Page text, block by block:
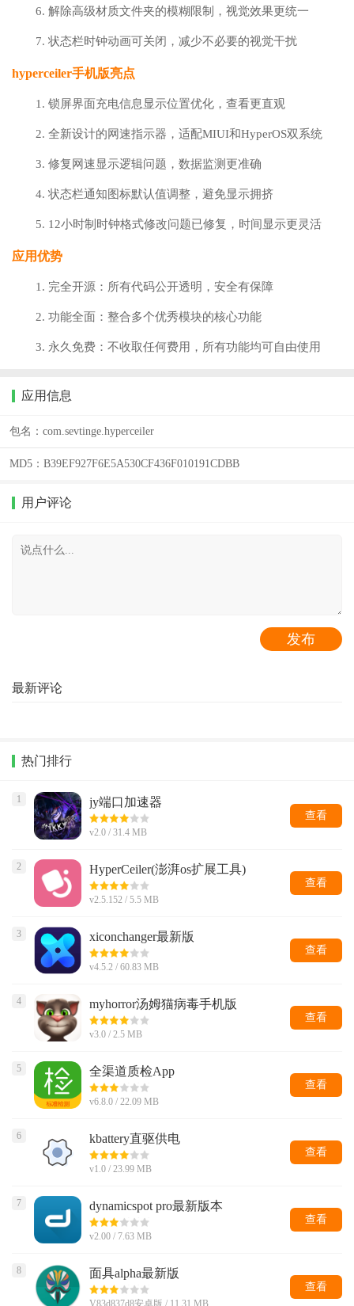
6. 解除高级材质文件夹的模糊限制，视觉效果更统一
7. 状态栏时钟动画可关闭，减少不必要的视觉干扰
hyperceiler手机版亮点
1. 锁屏界面充电信息显示位置优化，查看更直观
2. 全新设计的网速指示器，适配MIUI和HyperOS双系统
3. 修复网速显示逻辑问题，数据监测更准确
4. 状态栏通知图标默认值调整，避免显示拥挤
5. 12小时制时钟格式修改问题已修复，时间显示更灵活
应用优势
1. 完全开源：所有代码公开透明，安全有保障
2. 功能全面：整合多个优秀模块的核心功能
3. 永久免费：不收取任何费用，所有功能均可自由使用
应用信息
包名： com.sevtinge.hyperceiler
MD5： B39EF927F6E5A530CF436F010191CDBB
用户评论
最新评论
热门排行
1 jy端口加速器
v2.0 / 31.4 MB
查看
2 HyperCeiler(澎湃os扩展工具)
v2.5.152 / 5.5 MB
查看
3 xiconchanger最新版
v4.5.2 / 60.83 MB
查看
4 myhorror汤姆猫病毒手机版
v3.0 / 2.5 MB
查看
5 全渠道质检App
v6.8.0 / 22.09 MB
查看
6 kbattery直驱供电
v1.0 / 23.99 MB
查看
7 dynamicspot pro最新版本
v2.00 / 7.63 MB
查看
8 面具alpha最新版
V83d837d8安卓版 / 11.31 MB
查看